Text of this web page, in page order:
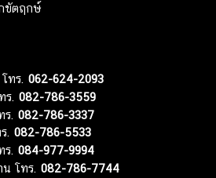
ขัตฤกษ์
ทร. 062-624-2093
ร. 082-786-3559
. 082-786-3337
. 082-786-5533
. 084-977-9994
น โทร. 082-786-7744